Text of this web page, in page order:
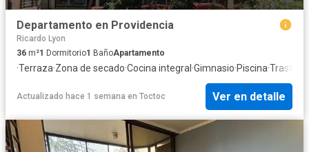
Departamento en Providencia
Ricardo Lyon
36 m²1 Dormitorio1 BañoApartamento
·Terraza·Zona de secado·Cocina integral ·Gimnasio·Piscina·Trastero
Actualizado hace 1 semana en Toctoc Ver en detalle